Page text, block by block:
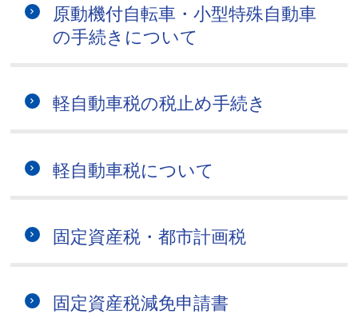
原動機付自転車・小型特殊自動車
の手続きについて
軽自動車税の税止め手続き
軽自動車税について
固定資産税・都市計画税
固定資産税減免申請書